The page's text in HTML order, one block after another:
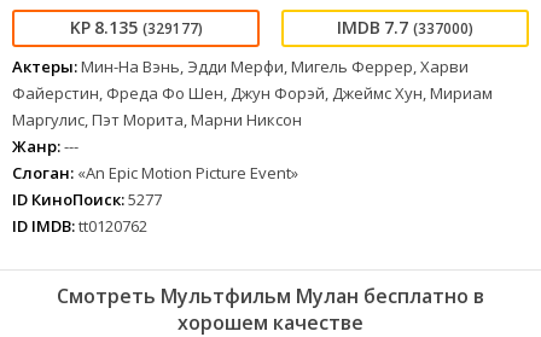
8.135 (329177) 7.7 (337000)
Актеры:Мин-На Вэнь, Эдди Мерфи, Мигель Феррер, Харви
Файерстин, Фреда Фо Шен, Джун Форэй, Джеймс Хун, Мириам
Маргулис, Пэт Морита, Марни Никсон
Жанр:---
Слоган: «An Epic Motion Picture Event»
ID КиноПоиск:5277
ID IMDB:tt0120762
Смотреть Мультфильм Мулан бесплатно в
хорошем качестве